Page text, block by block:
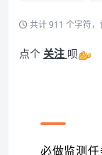
共计 911 个字符，
点个 关注 呗
必做监测